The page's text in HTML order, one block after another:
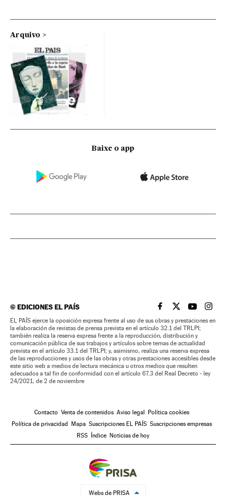
Arquivo
Baixe o app
©EDICIONES EL PAÍS EL PAÍS BRASIL EN
EL PAÍSEL PAÍS
EL
EL PAÍS ejerce la oposición expresa frente al uso de sus obras y prestaciones en
la elaboración de revistas de prensa prevista en el artículo 32.1 del TRLPI;
también realiza la reserva expresa frente a la reproducción, distribución y
comunicación pública de sus trabajos y artículos sobre temas de actualidad
prevista en el artículo 33.1 del TRLPI; y, asimismo, realiza una reserva expresa
de las reproducciones y usos de las obras y otras prestaciones accesibles desde
este sitio web a medios de lectura mecánica u otros medios que resulten
adecuados a tal fin de conformidad con el artículo 67.3 del Real Decreto - ley
24/2021, de 2 de noviembre
Contacto Venta de contenidos Aviso legal Política cookies
Política de privacidad Mapa Suscripciones EL PAÍS Suscripciones empresas
RSS Índice Noticias de hoy
Webs de PRISA